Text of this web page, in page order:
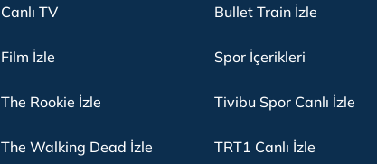
Canlı TV
Film İzle
The Rookie İzle
The Walking Dead İzle
Bullet Train İzle
Spor İçerikleri
Tivibu Spor Canlı İzle
TRT1 Canlı İzle